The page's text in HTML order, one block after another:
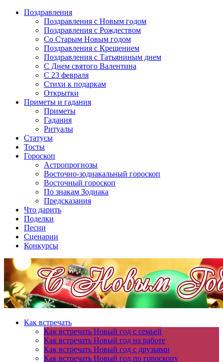
Поздравления
Поздравления с Новым годом
Поздравления с Рождеством
Со Старым Новым годом
Поздравления с Крещением
Поздравления с Татьяниным днем
С Днем святого Валентина
C 23 февраля
Стихи к подаркам
Открытки
Приметы и гадания
Приметы
Гадания
Ритуалы
Статусы
Тосты
Гороскоп
Астропрогнозы
Восточно-зодиакальный гороскоп
Восточный гороскоп
По знакам Зодиака
Предсказания
Что дарить
Поделки
Песни
Сценарии
Конкурсы
Как встречать
Как встречать Новый год с семьей
Как встречать Новый год на работе
Как встречать Новый год с друзьями
Как встречать Новый год по гороскопу